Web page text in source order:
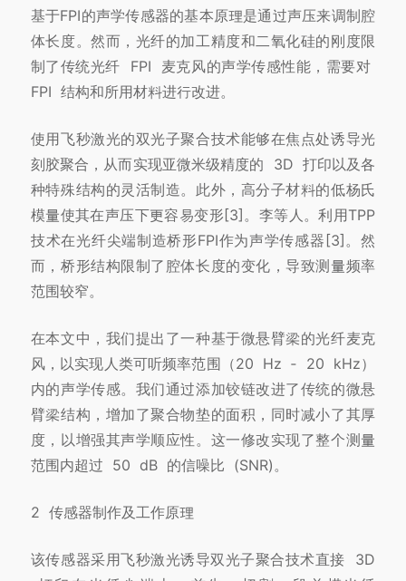
基于FPI的声学传感器的基本原理是通过声压来调制腔
体长度。然而，光纤的加工精度和二氧化硅的刚度限
制了传统光纤 FPI 麦克风的声学传感性能，需要对
FPI 结构和所用材料进行改进。
使用飞秒激光的双光子聚合技术能够在焦点处诱导光
刻胶聚合，从而实现亚微米级精度的 3D 打印以及各
种特殊结构的灵活制造。此外，高分子材料的低杨氏
模量使其在声压下更容易变形[3]。 李等人。利用TPP
技术在光纤尖端制造桥形FPI作为声学传感器[3]。然
而，桥形结构限制了腔体长度的变化，导致测量频率
范围较窄。
在本文中，我们提出了一种基于微悬臂梁的光纤麦克
风，以实现人类可听频率范围（20 Hz ‑ 20 kHz）
内的声学传感。我们通过添加铰链改进了传统的微悬
臂梁结构，增加了聚合物垫的面积，同时减小了其厚
度，以增强其声学顺应性。 这一修改实现了整个测量
范围内超过 50 dB 的信噪比 (SNR)。
2 传感器制作及工作原理
该传感器采用飞秒激光诱导双光子聚合技术直接 3D